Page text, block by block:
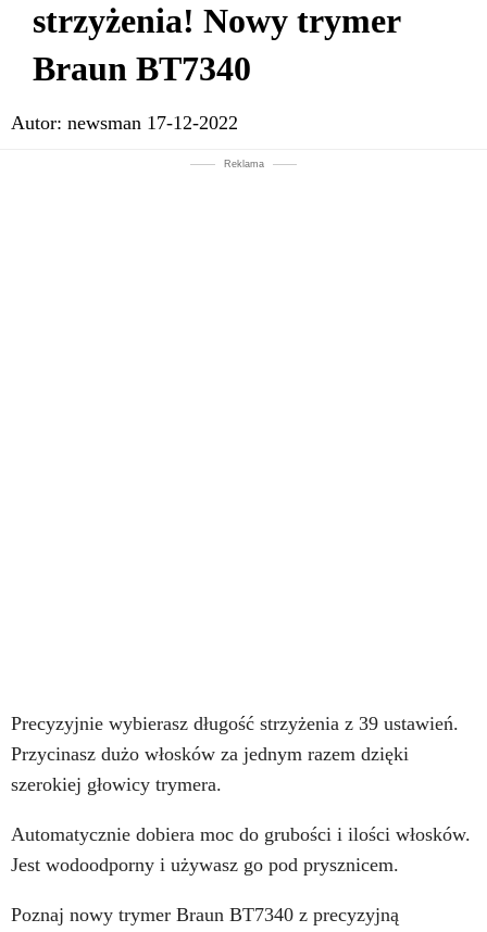
strzyżenia! Nowy trymer
Braun BT7340
Autor: newsman 17-12-2022
Reklama
Precyzyjnie wybierasz długość strzyżenia z 39 ustawień.
Przycinasz dużo włosków za jednym razem dzięki
szerokiej głowicy trymera.
Automatycznie dobiera moc do grubości i ilości włosków.
Jest wodoodporny i używasz go pod prysznicem.
Poznaj nowy trymer Braun BT7340 z precyzyjną